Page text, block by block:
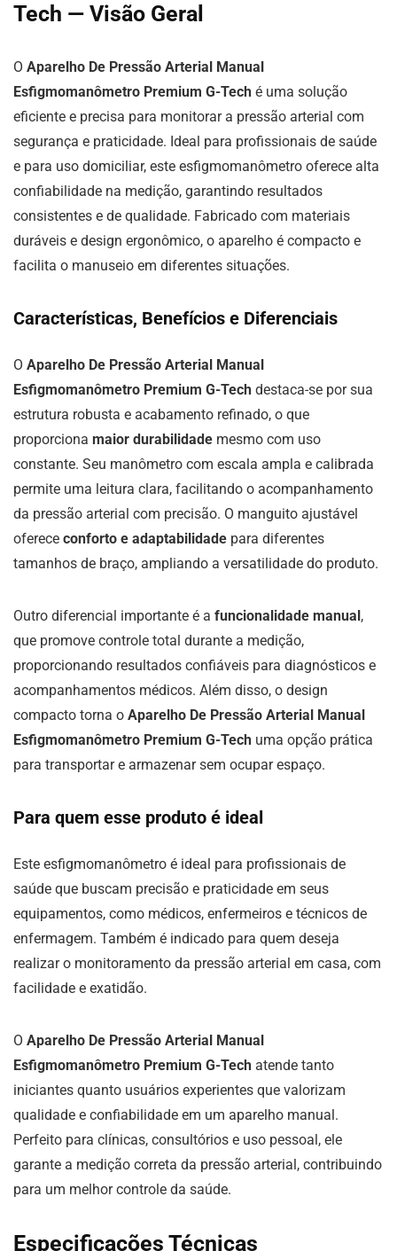
Tech — Visão Geral
O Aparelho De Pressão Arterial Manual
Esfigmomanômetro Premium G-Tech é uma solução
eficiente e precisa para monitorar a pressão arterial com
segurança e praticidade. Ideal para profissionais de saúde
e para uso domiciliar, este esfigmomanômetro oferece alta
confiabilidade na medição, garantindo resultados
consistentes e de qualidade. Fabricado com materiais
duráveis e design ergonômico, o aparelho é compacto e
facilita o manuseio em diferentes situações.
Características, Benefícios e Diferenciais
O Aparelho De Pressão Arterial Manual
Esfigmomanômetro Premium G-Tech destaca-se por sua
estrutura robusta e acabamento refinado, o que
proporciona maior durabilidade mesmo com uso
constante. Seu manômetro com escala ampla e calibrada
permite uma leitura clara, facilitando o acompanhamento
da pressão arterial com precisão. O manguito ajustável
oferece conforto e adaptabilidade para diferentes
tamanhos de braço, ampliando a versatilidade do produto.
Outro diferencial importante é a funcionalidade manual,
que promove controle total durante a medição,
proporcionando resultados confiáveis para diagnósticos e
acompanhamentos médicos. Além disso, o design
compacto torna o Aparelho De Pressão Arterial Manual
Esfigmomanômetro Premium G-Tech uma opção prática
para transportar e armazenar sem ocupar espaço.
Para quem esse produto é ideal
Este esfigmomanômetro é ideal para profissionais de
saúde que buscam precisão e praticidade em seus
equipamentos, como médicos, enfermeiros e técnicos de
enfermagem. Também é indicado para quem deseja
realizar o monitoramento da pressão arterial em casa, com
facilidade e exatidão.
O Aparelho De Pressão Arterial Manual
Esfigmomanômetro Premium G-Tech atende tanto
iniciantes quanto usuários experientes que valorizam
qualidade e confiabilidade em um aparelho manual.
Perfeito para clínicas, consultórios e uso pessoal, ele
garante a medição correta da pressão arterial, contribuindo
para um melhor controle da saúde.
Especificações Técnicas